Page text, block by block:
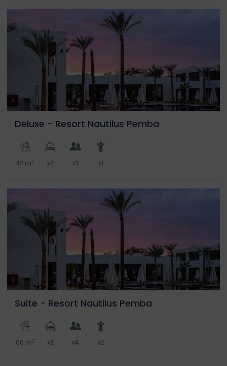
Deluxe - Resort Nautilus Pemba
42 m2 x2 x3 x1
Suite - Resort Nautilus Pemba
60 m2 x2 x4 x2